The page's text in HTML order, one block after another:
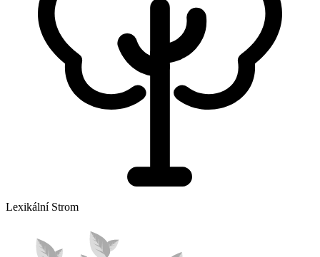
Lexikální Strom